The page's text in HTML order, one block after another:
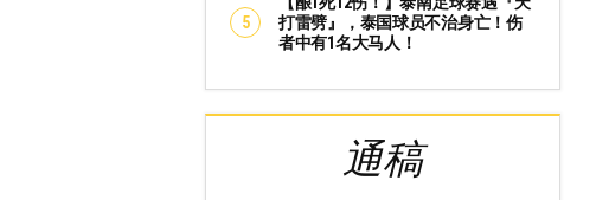
打雷劈』，泰国球员不治身亡！伤
者中有1名大马人！
通稿